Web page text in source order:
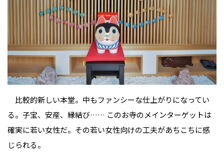
比較的新しい本堂。中もファンシーな仕上がりになってい
る。子宝、安産、縁結び…… このお寺のメインターゲットは
確実に若い女性だ。その若い女性向けの工夫があちこちに感
じられる。